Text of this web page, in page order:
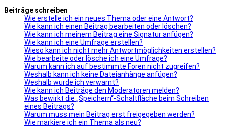
Beiträge schreiben
Wie erstelle ich ein neues Thema oder eine Antwort?
Wie kann ich einen Beitrag bearbeiten oder löschen?
Wie kann ich meinem Beitrag eine Signatur anfügen?
Wie kann ich eine Umfrage erstellen?
Wieso kann ich nicht mehr Antwortmöglichkeiten erstellen?
Wie bearbeite oder lösche ich eine Umfrage?
Warum kann ich auf bestimmte Foren nicht zugreifen?
Weshalb kann ich keine Dateianhänge anfügen?
Weshalb wurde ich verwarnt?
Wie kann ich Beiträge den Moderatoren melden?
Was bewirkt die „Speichern“-Schaltfläche beim Schreiben
eines Beitrags?
Warum muss mein Beitrag erst freigegeben werden?
Wie markiere ich ein Thema als neu?